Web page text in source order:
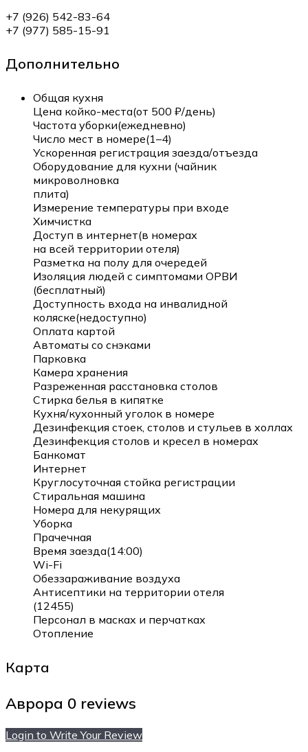
+7 (926) 542-83-64
+7 (977) 585-15-91
Дополнительно
Общая кухня
Цена койко-места(от 500 ₽/день)
Частота уборки(ежедневно)
Число мест в номере(1–4)
Ускоренная регистрация заезда/отъезда
Оборудование для кухни (чайник
микроволновка
плита)
Измерение температуры при входе
Химчистка
Доступ в интернет(в номерах
на всей территории отеля)
Разметка на полу для очередей
Изоляция людей с симптомами ОРВИ
(бесплатный)
Доступность входа на инвалидной
коляске(недоступно)
Оплата картой
Автоматы со снэками
Парковка
Камера хранения
Разреженная расстановка столов
Стирка белья в кипятке
Кухня/кухонный уголок в номере
Дезинфекция стоек, столов и стульев в холлах
Дезинфекция столов и кресел в номерах
Банкомат
Интернет
Круглосуточная стойка регистрации
Стиральная машина
Номера для некурящих
Уборка
Прачечная
Время заезда(14:00)
Wi-Fi
Обеззараживание воздуха
Антисептики на территории отеля
(12455)
Персонал в масках и перчатках
Отопление
Карта
Аврора 0 reviews
Login to Write Your Review